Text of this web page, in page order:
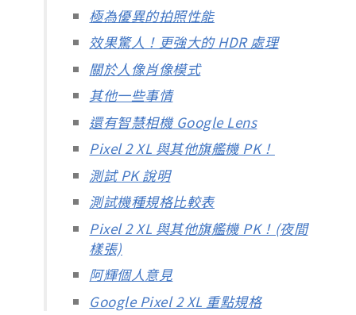
極為優異的拍照性能
效果驚人！更強大的 HDR 處理
關於人像肖像模式
其他一些事情
還有智慧相機 Google Lens
Pixel 2 XL 與其他旗艦機 PK！
測試 PK 說明
測試機種規格比較表
Pixel 2 XL 與其他旗艦機 PK！(夜間
樣張)
阿輝個人意見
Google Pixel 2 XL 重點規格